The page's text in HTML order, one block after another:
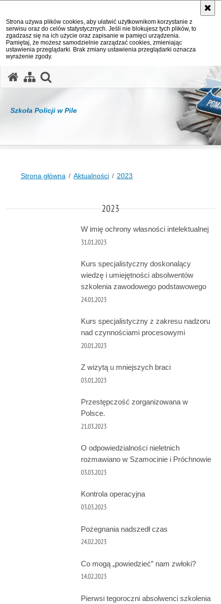
Strona używa plików cookies, aby ułatwić użytkownikom korzystanie z
serwisu oraz do celów statystycznych. Jeśli nie blokujesz tych plików, to
zgadzasz się na ich użycie oraz zapisanie w pamięci urządzenia.
Pamiętaj, że możesz samodzielnie zarządzać cookies, zmieniając
ustawienia przeglądarki. Brak zmiany ustawienia przeglądarki oznacza
wyrażenie zgody.
Szkoła Policji w Pile
Strona główna Aktualności 2023
2023
W imię ochrony własności intelektualnej
31.01.2023
Kurs specjalistyczny doskonalący
wiedzę i umiejętności absolwentów
szkolenia zawodowego podstawowego
24.01.2023
Kurs specjalistyczny z zakresu nadzoru
nad czynnościami procesowymi
20.01.2023
Z wizytą u mniejszych braci
03.01.2023
Przestępczość zorganizowana w
Polsce.
21.03.2023
O odpowiedzialności nieletnich
rozmawiano w Szamocinie i Próchnowie
03.03.2023
Kontrola operacyjna
03.03.2023
Pożegnania nadszedł czas
24.02.2023
Co mogą „powiedzieć” nam zwłoki?
14.02.2023
Pierwsi tegoroczni absolwenci szkolenia